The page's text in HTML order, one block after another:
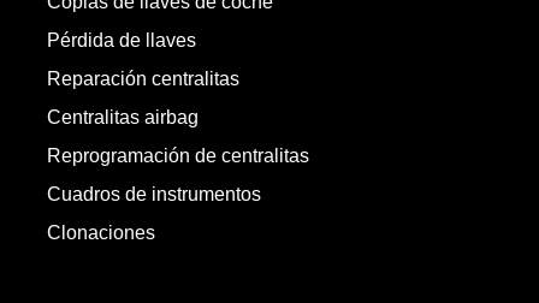
Pérdida de llaves
Reparación centralitas
Centralitas airbag
Reprogramación de centralitas
Cuadros de instrumentos
Clonaciones